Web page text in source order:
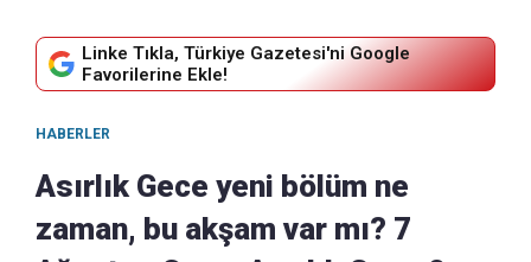
Linke Tıkla, Türkiye Gazetesi'ni Google
Favorilerine Ekle!
HABERLER
Asırlık Gece yeni bölüm ne
zaman, bu akşam var mı? 7